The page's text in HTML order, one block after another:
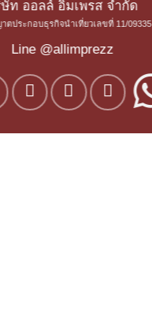
ท ออลล์ อิมเพรส จำกัด
ตประกอบธุรกิจนำเที่ยวเลขที่ 11/09335
Line @allimprezz